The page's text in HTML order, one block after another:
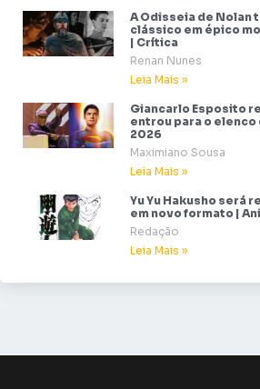
A Odisseia de Nolan
clássico em épico
| Crítica
Renan Nunes
Leia Mais »
Giancarlo Esposito
entrou para o elenco
2026
Maximiano Sousa
Leia Mais »
Yu Yu Hakusho será
em novo formato |
Redação
Leia Mais »